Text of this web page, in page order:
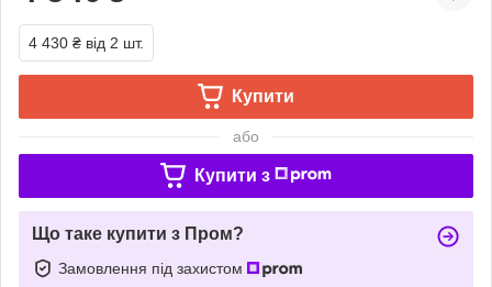
4 430 ₴ від 2 шт.
Купити
або
Купити з
Що таке купити з Пром?
Замовлення під захистом